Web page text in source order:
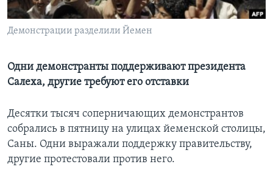
Learning English
Языки
Демонстрации разделили Йемен
Одни демонстранты поддерживают президента
Салеха, другие требуют его отставки
Десятки тысяч соперничающих демонстрантов
собрались в пятницу на улицах йеменской столицы,
Саны. Одни выражали поддержку правительству,
другие протестовали против него.